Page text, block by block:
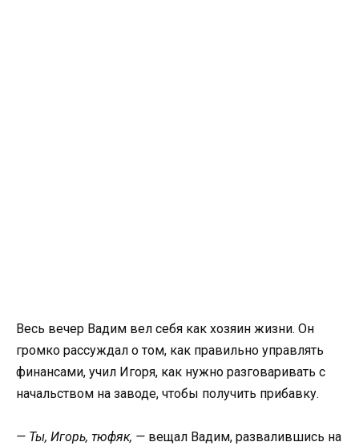
Весь вечер Вадим вел себя как хозяин жизни. Он
громко рассуждал о том, как правильно управлять
финансами, учил Игоря, как нужно разговаривать с
начальством на заводе, чтобы получить прибавку.
— Ты, Игорь, тюфяк, — вещал Вадим, развалившись на